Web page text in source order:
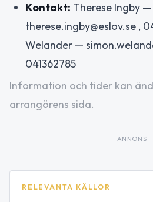
Kontakt: Therese Ingby —
therese.ingby@eslov.se ,
Welander —
041362785
Information och tider kan
arrangörens sida.
ANNONS
RELEVANTA KÄLLOR